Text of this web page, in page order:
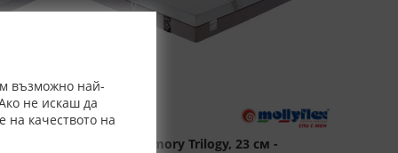
възможно най-
не искаш да
качеството на
Матрак Memory Trilogy, 23 см -